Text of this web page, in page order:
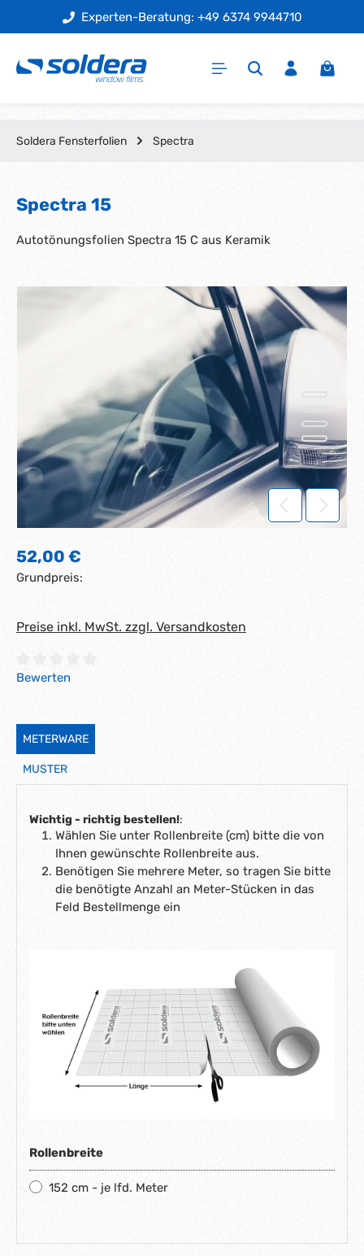
Zum Hauptinhalt springen
6374 9944710 Folienmuster
Soldera Fensterfolien Spectra
Spectra 15
Autotönungsfolien Spectra 15 C aus Keramik
Bildergalerie überspringen
Regulärer Preis:
52,00 €
Grundpreis:
Preise inkl. MwSt. zzgl. Versandkosten
Durchschnittliche Bewertung von 0 von 5 Sternen
Bewerten
METERWARE
MUSTER
Wichtig - richtig bestellen!:
Wählen Sie unter Rollenbreite (cm) bitte die von
Ihnen gewünschte Rollenbreite aus.
Benötigen Sie mehrere Meter, so tragen Sie bitte
die benötigte Anzahl an Meter-Stücken in das
Feld Bestellmenge ein
Rollenbreite
152 cm - je lfd. Meter